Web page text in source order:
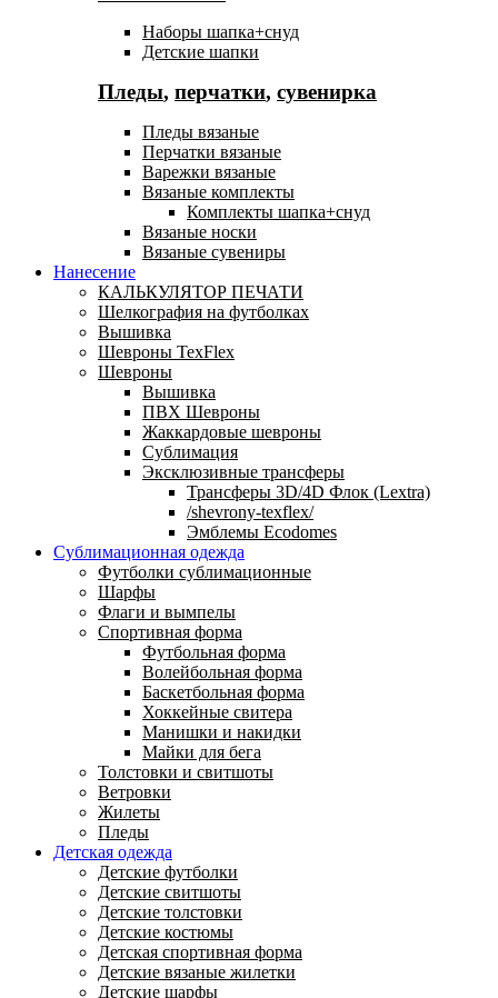
Наборы шапка+снуд
Детские шапки
Пледы, перчатки, сувенирка
Пледы вязаные
Перчатки вязаные
Варежки вязаные
Вязаные комплекты
Комплекты шапка+снуд
Вязаные носки
Вязаные сувениры
Нанесение
КАЛЬКУЛЯТОР ПЕЧАТИ
Шелкография на футболках
Вышивка
Шевроны TexFlex
Шевроны
Вышивка
ПВХ Шевроны
Жаккардовые шевроны
Сублимация
Эксклюзивные трансферы
Трансферы 3D/4D Флок (Lextra)
/shevrony-texflex/
Эмблемы Ecodomes
Сублимационная одежда
Футболки сублимационные
Шарфы
Флаги и вымпелы
Спортивная форма
Футбольная форма
Волейбольная форма
Баскетбольная форма
Хоккейные свитера
Манишки и накидки
Майки для бега
Толстовки и свитшоты
Ветровки
Жилеты
Пледы
Детская одежда
Детские футболки
Детские свитшоты
Детские толстовки
Детские костюмы
Детская спортивная форма
Детские вязаные жилетки
Детские шарфы